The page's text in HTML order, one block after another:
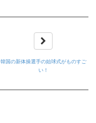
韓国の新体操選手の始球式がものすご
い！